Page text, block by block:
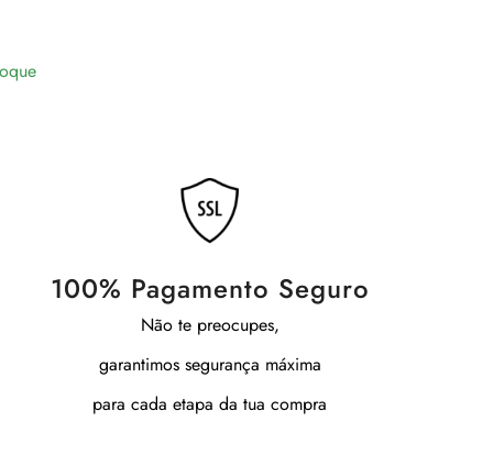
100% Pagamento Seguro
Não te preocupes,
garantimos segurança máxima
para cada etapa da tua compra